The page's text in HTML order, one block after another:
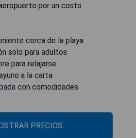
por un costo
cerca de la playa
solo para adultos
para relajarse
a la carta
con comodidades
PRECIOS